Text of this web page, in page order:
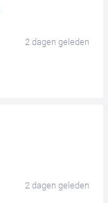
2 dagen geleden
2 dagen geleden